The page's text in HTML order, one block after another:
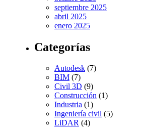
septiembre 2025
abril 2025
enero 2025
Categorías
Autodesk (7)
BIM (7)
Civil 3D (9)
Construcción (1)
Industria (1)
Ingeniería civil (5)
LiDAR (4)